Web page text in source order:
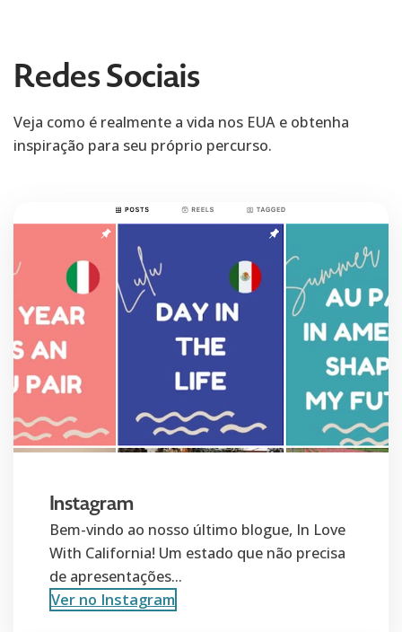
Redes Sociais
Veja como é realmente a vida nos EUA e obtenha
inspiração para seu próprio percurso.
Instagram
Bem-vindo ao nosso último blogue, In Love
With California! Um estado que não precisa
de apresentações...
Ver no Instagram